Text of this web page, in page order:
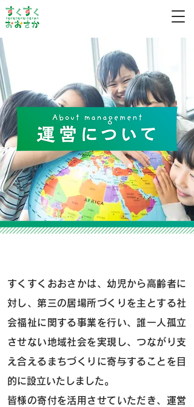
すくすくおおさかは、幼児から高齢者に
対し、第三の居場所づくりを主とする社
会福祉に関する事業を行い、誰一人孤立
させない地域社会を実現し、つながり支
え合えるまちづくりに寄与することを目
的に設立いたしました。
皆様の寄付を活用させていただき、運営